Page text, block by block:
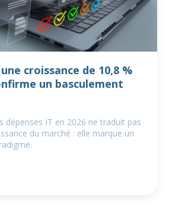
croissance de 10,8 %
un basculement
dépenses IT en 2026 ne traduit pas
du marché : elle marque un